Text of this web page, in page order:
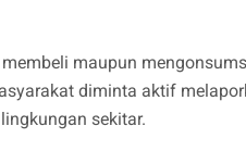
maupun
diminta aktif
sekitar.